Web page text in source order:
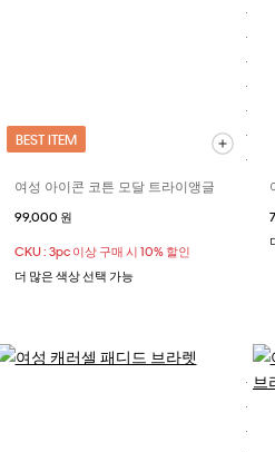
BEST ITEM
여성 아이콘 코튼 모달 트라이앵글
99,000 원
CKU : 3pc 이상 구매 시 10% 할인
더 많은 색상 선택 가능